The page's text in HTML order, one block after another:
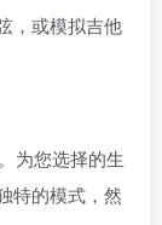
，或模拟吉他
为您选择的生
特的模式，然